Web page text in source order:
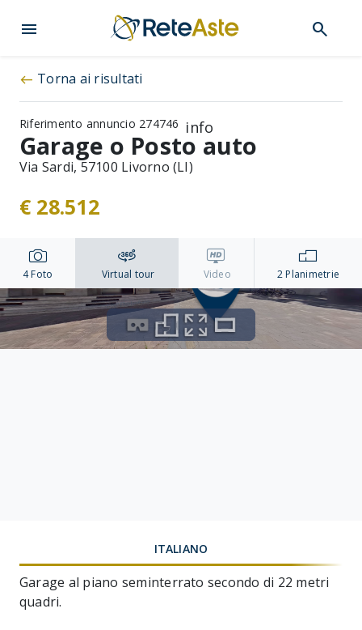
menu search
west Torna ai risultati
Riferimento annuncio 274746 info
Garage o Posto auto
Via Sardi, 57100 Livorno (LI)
€ 28.512
4Foto Virtual tour Video 2Planimetrie
ITALIANO
Garage al piano seminterrato secondo di 22 metri
quadri.